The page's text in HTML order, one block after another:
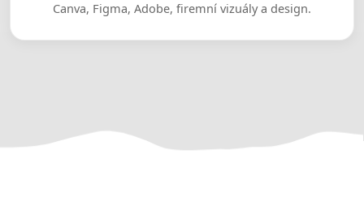
Canva, Figma, Adobe, firemní vizuály a design.